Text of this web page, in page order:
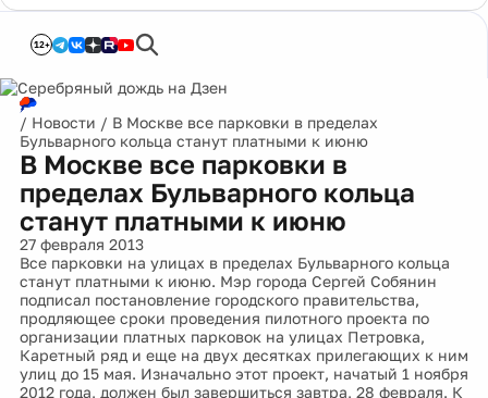
12+
/ Новости / В Москве все парковки в пределах
Бульварного кольца станут платными к июню
В Москве все парковки в
пределах Бульварного кольца
станут платными к июню
27 февраля 2013
Все парковки на улицах в пределах Бульварного кольца
станут платными к июню. Мэр города Сергей Собянин
подписал постановление городского правительства,
продляющее сроки проведения пилотного проекта по
организации платных парковок на улицах Петровка,
Каретный ряд и еще на двух десятках прилегающих к ним
улиц до 15 мая. Изначально этот проект, начатый 1 ноября
2012 года, должен был завершиться завтра, 28 февраля. К